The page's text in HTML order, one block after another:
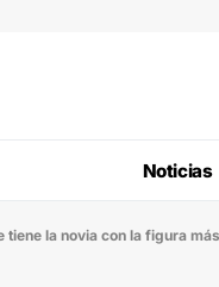
Noticias
la novia con la figura